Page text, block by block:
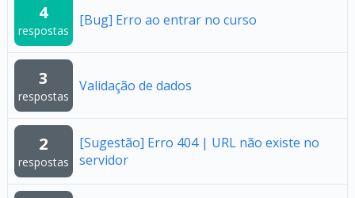
4
respostas
[Bug] Erro ao entrar no curso
3
respostas
Validação de dados
2
respostas
[Sugestão] Erro 404 | URL não existe no
servidor